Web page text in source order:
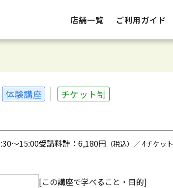
店舗一覧 ご利用ガイド
体験講座 チケット制
～15:00受講料計： 6,180円 （税込）／ 4チケット
[この講座で学べること・目的]